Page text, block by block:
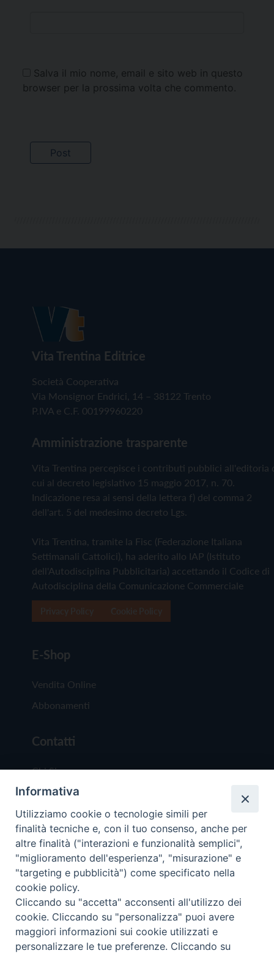
Salva il mio nome, email e sito web in questo
browser per la prossima volta che commento.
Vita Trentina Editrice
Società Cooperativa
Via Monsignor Endrici, 14 – 38122 Trento
P.IVA e C.F. 00199960220
Amministrazione trasparente
Vita Trentina percepisce i contributi pubblici all'editoria
cui al decreto legislativo 15 maggio 2017, n. 70.
Indicazione resa ai sensi della lettera f) del comma 2
dell'art. 5 del medesimo decreto Lgs.
Vita Trentina, tramite la Fisc (Federazione Italiana
Settimanali Cattolici), ha aderito allo IAP (Istituto
dell'Autodisciplina Pubblicitaria) accettando il Codice di
Autodisciplina della Comunicazione Commerciale
E-Shop
Vendita Online
Abbonamenti
Contatti
Chi Siamo
Redazione
Scrivici
Copyright © 2019 - Tutti i diritti riservati - Vita
Trentina Editrice
Privacy Policy
Informativa
Utilizziamo cookie o tecnologie simili per
finalità tecniche e, con il tuo consenso, anche per
altre finalità ("interazioni e funzionalità semplici",
"miglioramento dell'esperienza", "misurazione" e
"targeting e pubblicità") come specificato nella
cookie policy.
Cliccando su "accetta" acconsenti all'utilizzo dei
cookie. Cliccando su "personalizza" puoi avere
maggiori informazioni sui cookie utilizzati e
personalizzare le tue preferenze. Cliccando su